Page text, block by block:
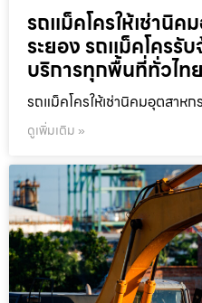
รถแม็คโครให้เช่านิ
ระยอง รถแม็คโครรับ
บริการทุกพื้นที่ทั่วไท
รถแม็คโครให้เช่านิคมอุตสาห
ดูเพิ่มเติม »